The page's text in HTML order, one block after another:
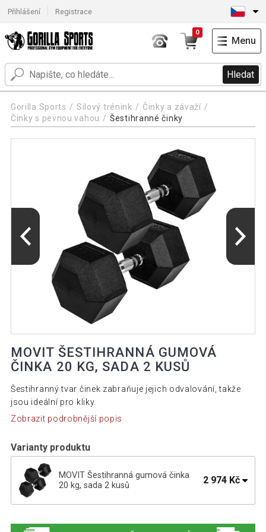
Přihlášení Registrace
Hledat
0
Menu
Gorilla Sports Silový trénink
Činky a závaží
Činky s pevnou vahou
Šestihranné činky
MOVIT ŠESTIHRANNÁ GUMOVÁ
ČINKA 20 KG, SADA 2 KUSŮ
Šestihranný tvar činek zabraňuje jejich odvalování, takže
jsou ideální pro kliky.
Zobrazit podrobnější popis
Varianty produktu
MOVIT Šestihranná gumová činka
20 kg, sada 2 kusů
2 974 Kč
kg, sada 2 kusů